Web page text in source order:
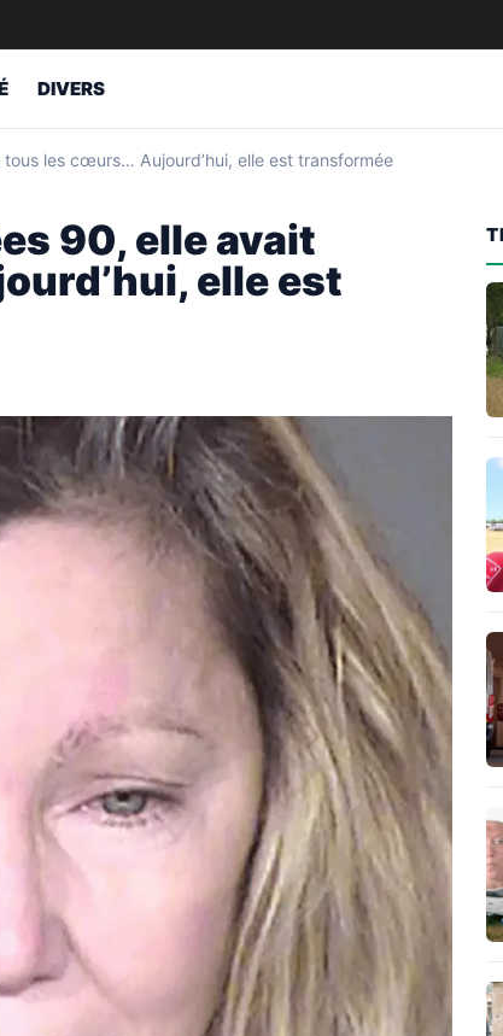
DIVERS
les cœurs… Aujourd’hui, elle est transformée
90, elle avait
elle est